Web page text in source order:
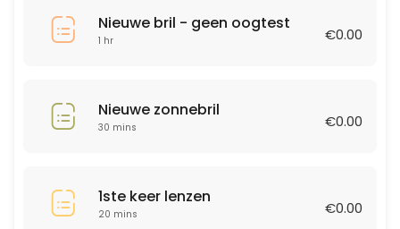
Nieuwe zonnebrilNieuwe bril - geen oogtest
1 hr €0.00
Nieuwe zonnebril
30 mins €0.00
1ste keer lenzen
20 mins €0.00